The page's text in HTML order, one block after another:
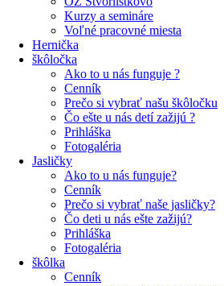
Kurzy a semináre
Voľné pracovné miesta
Hernička
škôločka
Ako to u nás funguje ?
Cenník
Prečo si vybrať našu škôločku
Čo ešte u nás detí zažijú ?
Prihláška
Fotogaléria
Jasličky
Ako to u nás funguje?
Cenník
Prečo si vybrať naše jasličky?
Čo deti u nás ešte zažijú?
Prihláška
Fotogaléria
škôlka
Cenník